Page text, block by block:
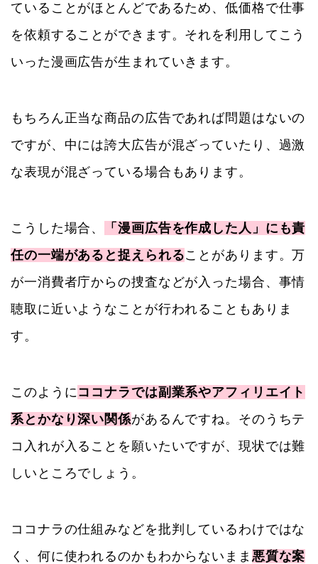
ていることがほとんどであるため、低価格で仕事
を依頼することができます。それを利用してこう
いった漫画広告が生まれていきます。
もちろん正当な商品の広告であれば問題はないの
ですが、中には誇大広告が混ざっていたり、過激
な表現が混ざっている場合もあります。
こうした場合、
「漫画広告を作成した人」にも責
任の一端があると捉えられることがあります。万
が一消費者庁からの捜査などが入った場合、事情
聴取に近いようなことが行われることもありま
す。
このように ココナラでは副業系やアフィリエイト
系とかなり深い関係があるんですね。そのうちテ
コ入れが入ることを願いたいですが、現状では難
しいところでしょう。
ココナラの仕組みなどを批判しているわけではな
く、何に使われるのかもわからないまま 悪質な案